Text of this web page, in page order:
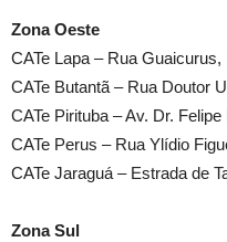
Zona Oeste
CATe Lapa – Rua Guaicurus,
CATe Butantã – Rua Doutor
CATe Pirituba – Av. Dr. Felipe
CATe Perus – Rua Ylídio
CATe Jaraguá – Estrada de
Zona Sul